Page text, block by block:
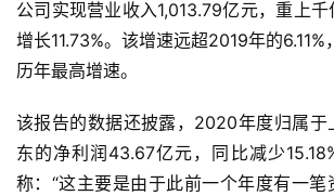
公司实现营业收入1,013.79亿元，重上
增长11.73%。该增速远超2019年的
历年最高增速。
该报告的数据还披露，2020年度归属于
东的净利润43.67亿元，同比减少
称：“这主要是由于此前一个年度有一